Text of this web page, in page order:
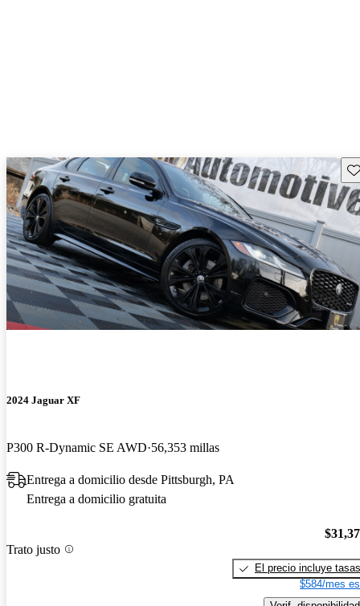
2024 Jaguar XF
P300 R-Dynamic SE AWD 56,353 millas
Entrega a domicilio desde Pittsburgh, PA
Entrega a domicilio gratuita
Trato justo
El precio incluye tasas
$584/mes